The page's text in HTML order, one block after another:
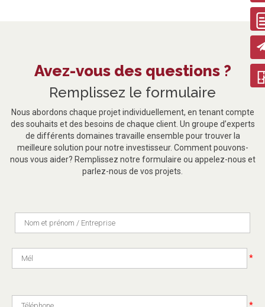
Avez-vous des questions ?
Remplissez le formulaire
Nous abordons chaque projet individuellement, en tenant compte
des souhaits et des besoins de chaque client. Un groupe d’experts
de différents domaines travaille ensemble pour trouver la
meilleure solution pour notre investisseur. Comment pouvons-
nous vous aider? Remplissez notre formulaire ou appelez-nous et
parlez-nous de vos projets.
*
*